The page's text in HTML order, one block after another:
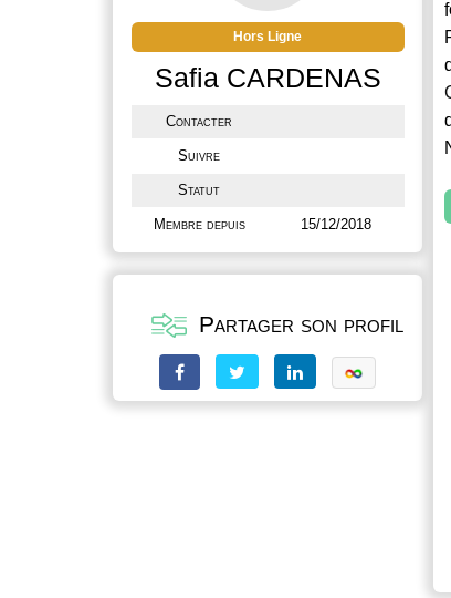
Hors Ligne
Safia CARDENAS
Contacter
Suivre
Statut
Membre depuis 15/12/2018
Partager son profil